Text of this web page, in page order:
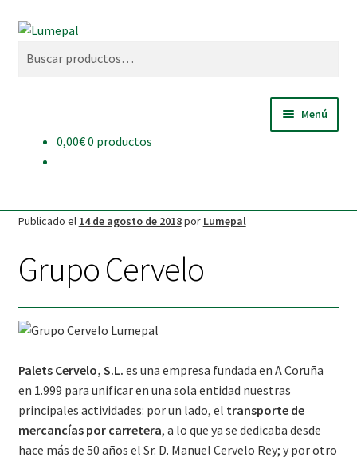
Ir
Ir
contenido
Buscar
Menú
TIENDA
NOTICIAS
CONTACTO
0,00€0 productos
Publicado el 14 de agosto de 2018por Lumepal
Grupo Cervelo
Palets Cervelo, S.L. es una empresa fundada en A Coruña
en 1.999 para unificar en una sola entidad nuestras
principales actividades: por un lado, el transporte de
mercancías por carretera, a lo que ya se dedicaba desde
hace más de 50 años el Sr. D. Manuel Cervelo Rey; y por otro